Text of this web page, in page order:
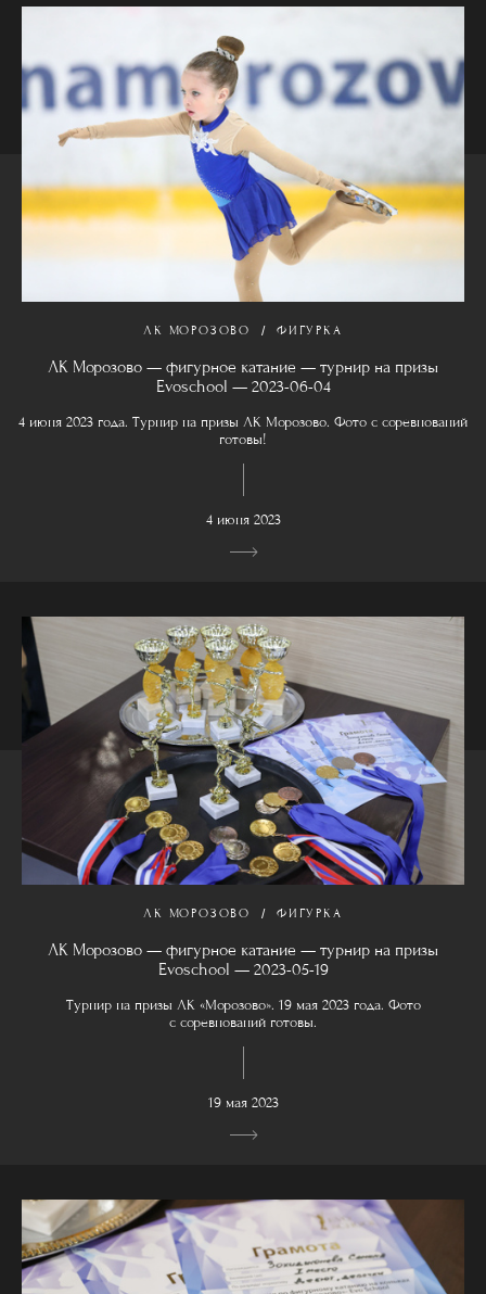
ЛК МОРОЗОВО ФИГУРКА
ЛК Морозово — фигурное катание — турнир на призы
Evoschool — 2023-06-04
4 июня 2023 года. Турнир на призы ЛК Морозово. Фото с соревнований
готовы!
4 июня 2023
ЛК МОРОЗОВО ФИГУРКА
ЛК Морозово — фигурное катание — турнир на призы
Evoschool — 2023-05-19
Турнир на призы ЛК «Морозово». 19 мая 2023 года. Фото
с соревнований готовы.
19 мая 2023